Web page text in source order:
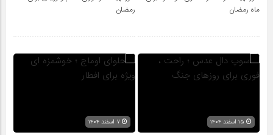
ماه رمضان
رمضان